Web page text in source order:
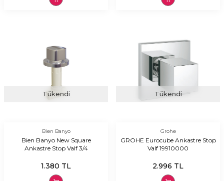
Tükendi
Bien Banyo
Bien Banyo New Square
Ankastre Stop Valf 3/4
1.380 TL
Tükendi
Grohe
GROHE Eurocube Ankastre Stop
Valf 19910000
2.996 TL